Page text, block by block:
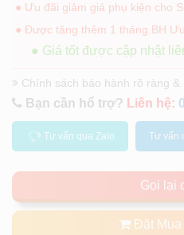
● Ưu đãi giảm giá phụ kiện cho
● Được tặng thêm 1 tháng BH
● Giá tốt được cập nhật
Chính sách bảo hành rõ ràng &
Bạn cần hổ trợ? Liên hệ:
Tư vấn qua Zalo Tư vấn
Gọi lại
Đặt Mua